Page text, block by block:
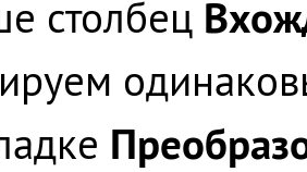
столбец